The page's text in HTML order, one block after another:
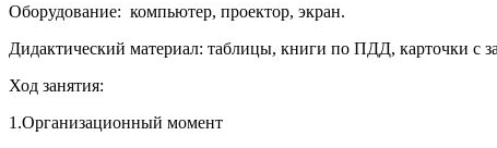
Оборудование: компьютер, проектор, экран.
Дидактический материал: таблицы, книги по ПДД, карточки с
Ход занятия:
1.Организационный момент